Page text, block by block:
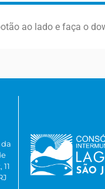
ao lado e faça o
da